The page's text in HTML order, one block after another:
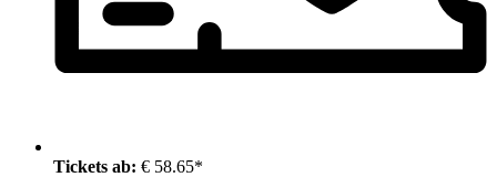
Tickets ab: € 58.65*